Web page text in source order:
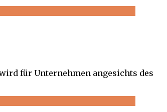
für Unternehmen angesichts des